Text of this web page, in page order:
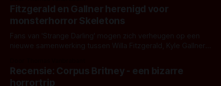
kille stijl vol folklore en mythe. Het topic deze keer is (kon
het het al raden?)... de weerwolf. Kijk je mee?
Fitzgerald en Gallner herenigd voor
monsterhorror Skeletons
Fans van 'Strange Darling' mogen zich verheugen op een
nieuwe samenwerking tussen Willa Fitzgerald, Kyle Gallner
'Skeletons', een nieuwe creature feature waarvoor de
opnames zijn gestart in Australië.
Recensie: Corpus Britney - een bizarre
horrortrip